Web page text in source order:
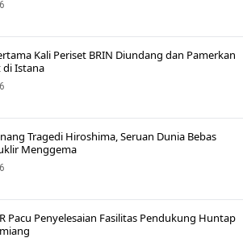
Kali Periset BRIN Diundang dan Pamerkan
di Istana
Tragedi Hiroshima, Seruan Dunia Bebas
Menggema
Pacu Penyelesaian Fasilitas Pendukung Huntap